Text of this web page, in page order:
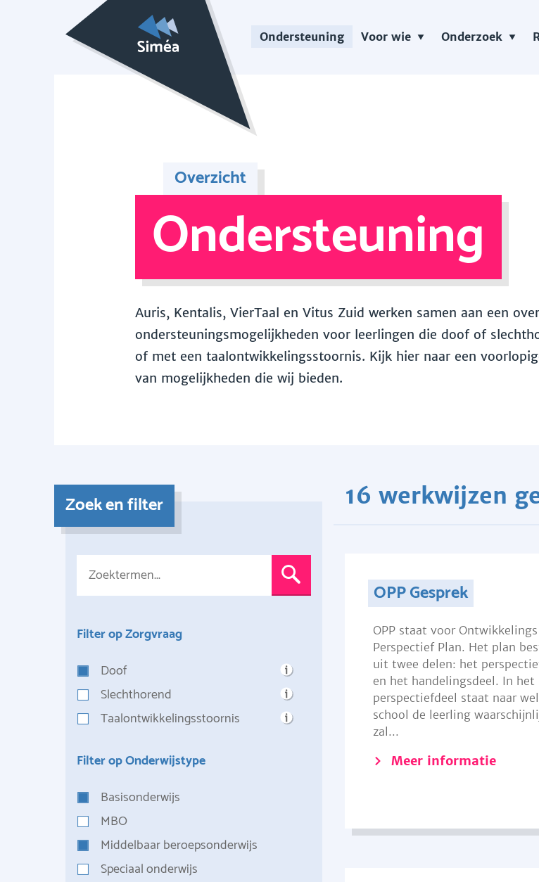
Ondersteuning Voor wie Onderzoek
Overzicht
Ondersteuning
Auris, Kentalis, VierTaal en Vitus Zuid werken samen aan een
ondersteuningsmogelijkheden voor leerlingen die doof of
of met een taalontwikkelingsstoornis. Kijk hier naar een
van mogelijkheden die wij bieden.
Zoek en filter
Filter op Zorgvraag
Doof
Slechthorend
Taalontwikkelingsstoornis
Filter op Onderwijstype
Basisonderwijs
MBO
Middelbaar beroepsonderwijs
Speciaal onderwijs
16 werkwijzen
OPP Gesprek
OPP staat voor Ontwikkelings
Perspectief Plan. Het plan
uit twee delen: het
en het handelingsdeel. In het
perspectiefdeel staat naar
school de leerling
zal...
Meer informatie